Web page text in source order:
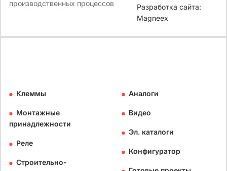
производственных процессов
Разработка сайта:
Magneex
Клеммы
Монтажные
принадлежности
Реле
Строительно-
Аналоги
Видео
Эл. каталоги
Конфигуратор